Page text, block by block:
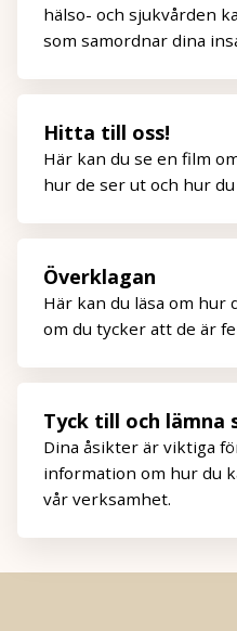
hälso- och sjukvården
som samordnar dina
Hitta till oss!
Här kan du se en film
hur de ser ut och hur
Överklagan
Här kan du läsa om hur
om du tycker att de är
Tyck till och lämna
Dina åsikter är viktiga
information om hur du
vår verksamhet.